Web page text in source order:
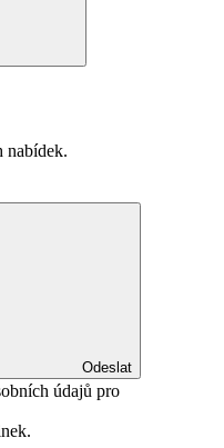
nabídek.
Odeslat
údajů pro